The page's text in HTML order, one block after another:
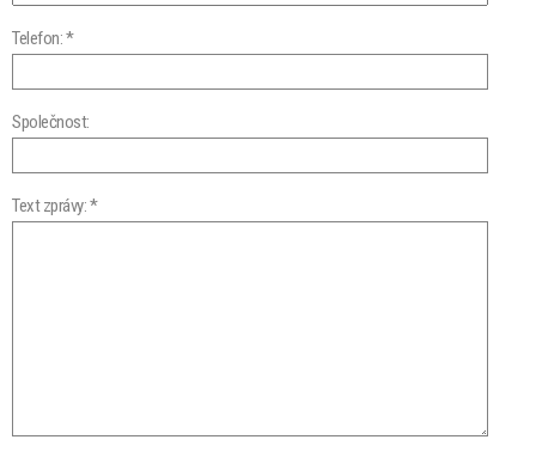
Telefon: *
Společnost:
Text zprávy: *